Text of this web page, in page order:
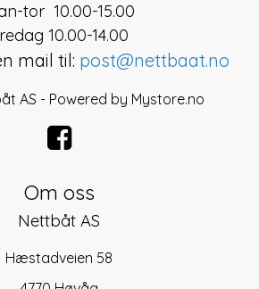
tor 10.00-15.00
10.00-14.00
mail til: post@nettbaat.no
AS - Powered by Mystore.no
Om oss
Nettbåt AS
Hæstadveien 58